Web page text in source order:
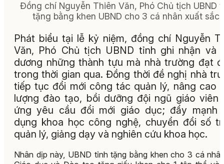
Đồng chí Nguyễn Thiên Văn, Phó Chủ tịch UBND
tặng bằng khen UBND cho 3 cá nhân xuất sắc.
Phát biểu tại lễ kỷ niệm, đồng chí Nguyễn
Văn, Phó Chủ tịch UBND tỉnh ghi nhận và
dương những thành tựu mà nhà trường đạt
trong thời gian qua. Đồng thời đề nghị nhà
tiếp tục đổi mới công tác quản lý, nâng cao
lượng đào tạo, bồi dưỡng đội ngũ giáo viên
ứng yêu cầu đổi mới giáo dục; đẩy mạnh
dụng khoa học công nghệ, chuyển đổi số
quản lý, giảng dạy và nghiên cứu khoa học.
Nhân dịp này, UBND tỉnh tặng bằng khen cho 3 cá